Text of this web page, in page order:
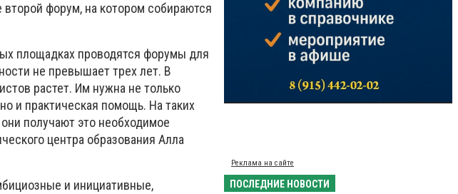
форум, на котором собираются
площадках проводятся форумы для
не превышает трех лет. В
растет. Им нужна не только
и практическая помощь. На таких
получают это необходимое
центра образования Алла
и инициативные,
Реклама на сайте
ПОСЛЕДНИЕ НОВОСТИ